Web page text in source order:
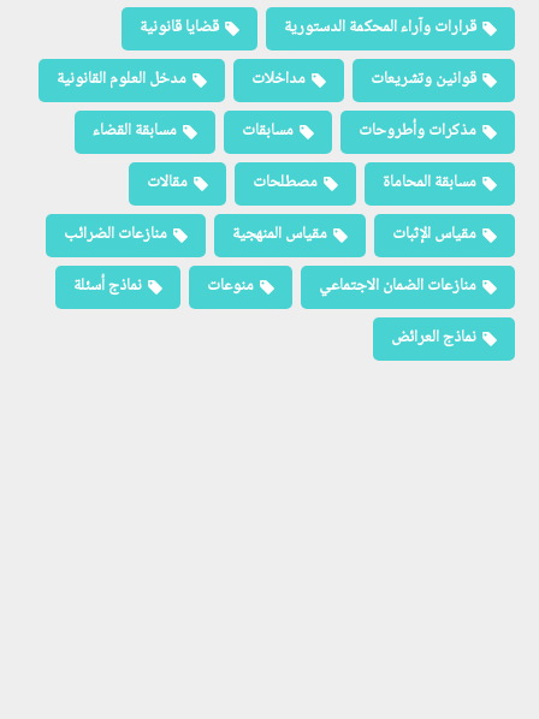
قرارات وآراء المحكمة الدستورية
قضايا قانونية
قوانين وتشريعات
مداخلات
مدخل العلوم القانونية
مذكرات وأطروحات
مسابقات
مسابقة القضاء
مسابقة المحاماة
مصطلحات
مقالات
مقياس الإثبات
مقياس المنهجية
منازعات الضرائب
منازعات الضمان الاجتماعي
منوعات
نماذج أسئلة
نماذج العرائض